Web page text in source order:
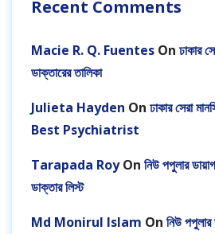
Recent Comments
Macie R. Q. Fuentes On ঢাকার
ডাক্তারের তালিকা
Julieta Hayden On ঢাকার সেরা
Best Psychiatrist
Tarapada RoyOn নিউ পপুলার
ডাক্তার লিস্ট
Md Monirul Islam On নিউ পপুলার